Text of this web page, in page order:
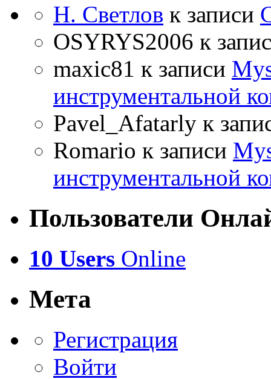
Н. Светлов к записи
OSYRYS2006 к
maxic81 к записи
инструментальной
Pavel_Afatarly к
Romario к записи
инструментальной
Пользователи
10 Users Online
Мета
Регистрация
Войти